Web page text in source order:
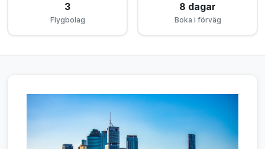
3
Flygbolag
8 dagar
Boka i förväg